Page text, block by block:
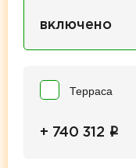
включено
Терраса
+ 740 312 i